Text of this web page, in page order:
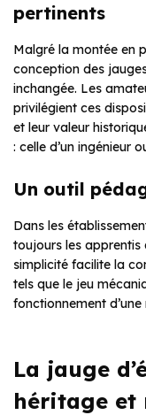
pertinents
Malgré la montée en
conception des
inchangée. Les
privilégient ces
et leur valeur
: celle d’un ingénieur
Un outil
Dans les
toujours les apprentis
simplicité facilite la
tels que le jeu
fonctionnement d’une
La jauge
héritage et